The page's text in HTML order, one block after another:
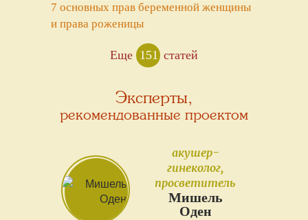
7 основных прав беременной женщины
и права роженицы
Еще 151 статей
Эксперты,
рекомендованные проектом
акушер-
гинеколог,
просветитель
Мишель
Оден